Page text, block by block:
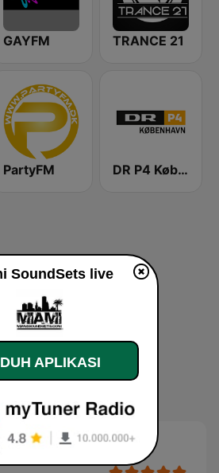
GAYFM TRANCE 21
PartyFM DR P4 København
SoundSets live
APLIKASI